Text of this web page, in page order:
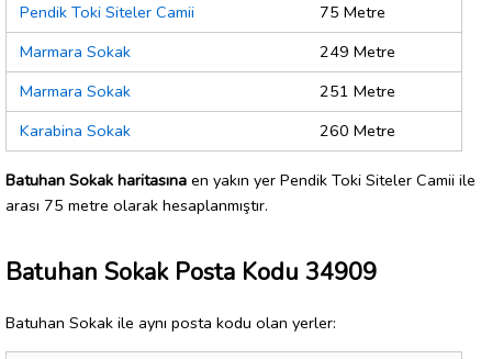
Pendik Toki Siteler Camii
75 Metre
Marmara Sokak
249 Metre
Marmara Sokak
251 Metre
Karabina Sokak
260 Metre
Batuhan Sokak haritasına en yakın yer Pendik Toki Siteler Camii ile
arası 75 metre olarak hesaplanmıştır.
Batuhan Sokak Posta Kodu 34909
Batuhan Sokak ile aynı posta kodu olan yerler: